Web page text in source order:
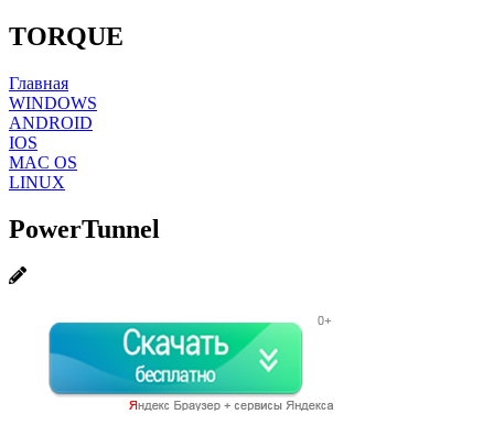
TORQUE
Главная
WINDOWS
ANDROID
IOS
MAC OS
LINUX
PowerTunnel